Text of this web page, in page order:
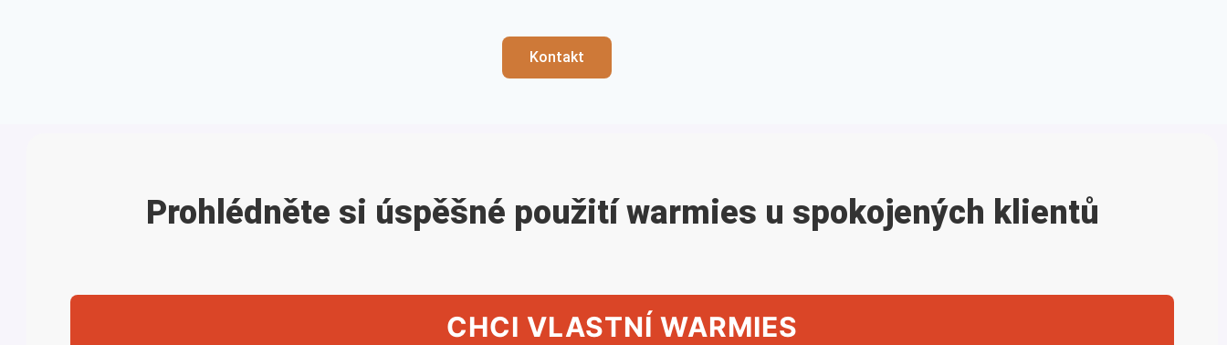
Kontakt
Prohlédněte si úspěšné použití warmies u spokojených klientů
CHCI VLASTNÍ WARMIES